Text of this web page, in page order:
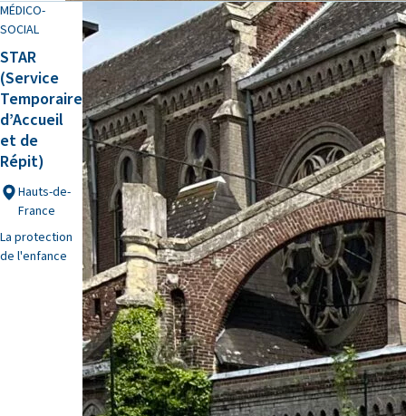
MÉDICO-
SOCIAL
STAR
(Service
Temporaire
d’Accueil
et de
Répit)
Hauts-de-
France
La protection
de l'enfance